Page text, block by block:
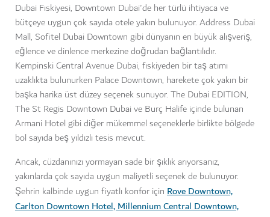
Dubai Fıskiyesi, Downtown Dubai'de her türlü ihtiyaca ve
bütçeye uygun çok sayıda otele yakın bulunuyor. Address Dubai
Mall, Sofitel Dubai Downtown gibi dünyanın en büyük alışveriş,
eğlence ve dinlence merkezine doğrudan bağlantılıdır.
Kempinski Central Avenue Dubai, fıskiyeden bir taş atımı
uzaklıkta bulunurken Palace Downtown, harekete çok yakın bir
başka harika üst düzey seçenek sunuyor. The Dubai EDITION,
The St Regis Downtown Dubai ve Burç Halife içinde bulunan
Armani Hotel gibi diğer mükemmel seçeneklerle birlikte bölgede
bol sayıda beş yıldızlı tesis mevcut.
Ancak, cüzdanınızı yormayan sade bir şıklık arıyorsanız,
yakınlarda çok sayıda uygun maliyetli seçenek de bulunuyor.
Şehrin kalbinde uygun fiyatlı konfor için Rove Downtown,
Carlton Downtown Hotel, Millennium Central Downtown,